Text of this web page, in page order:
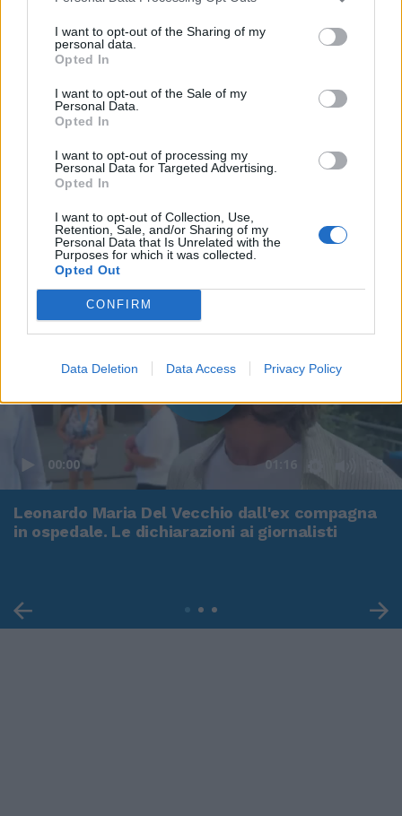
I want to opt-out of the Sharing of my
personal data.
Opted In
I want to opt-out of the Sale of my
Personal Data.
Opted In
I want to opt-out of processing my
Personal Data for Targeted Advertising.
Opted In
I want to opt-out of Collection, Use,
Retention, Sale, and/or Sharing of my
Personal Data that Is Unrelated with the
Purposes for which it was collected.
Opted Out
CONFIRM
Data Deletion Data Access Privacy Policy
00:00 01:16
Leonardo Maria Del Vecchio dall'ex compagna
in ospedale. Le dichiarazioni ai giornalisti